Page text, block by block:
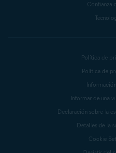
Confianza
Política de
Política de
Informar de una
Declaración sobre la
Detalles de la
Cookie